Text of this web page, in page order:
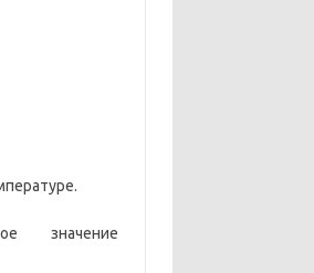
значение